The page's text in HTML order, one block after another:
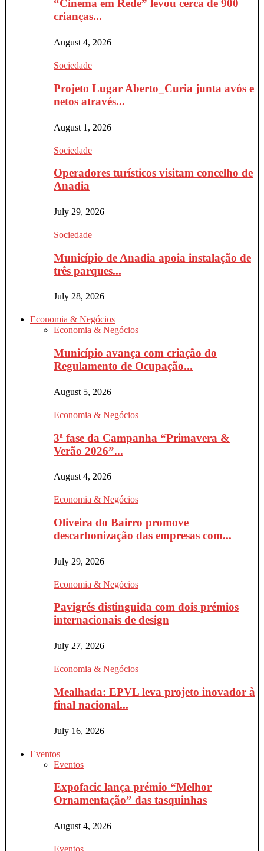
“Cinema em Rede” levou cerca de 900
crianças...
August 4, 2026
Sociedade
Projeto Lugar Aberto_Curia junta avós e
netos através...
August 1, 2026
Sociedade
Operadores turísticos visitam concelho de
Anadia
July 29, 2026
Sociedade
Município de Anadia apoia instalação de
três parques...
July 28, 2026
Economia & Negócios
Economia & Negócios
Município avança com criação do
Regulamento de Ocupação...
August 5, 2026
Economia & Negócios
3ª fase da Campanha “Primavera &
Verão 2026”...
August 4, 2026
Economia & Negócios
Oliveira do Bairro promove
descarbonização das empresas com...
July 29, 2026
Economia & Negócios
Pavigrés distinguida com dois prémios
internacionais de design
July 27, 2026
Economia & Negócios
Mealhada: EPVL leva projeto inovador à
final nacional...
July 16, 2026
Eventos
Eventos
Expofacic lança prémio “Melhor
Ornamentação” das tasquinhas
August 4, 2026
Eventos